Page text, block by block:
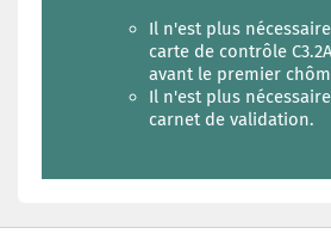
Il n'est plus
carte de contrôle
avant le premier
Il n'est plus
carnet de validation.